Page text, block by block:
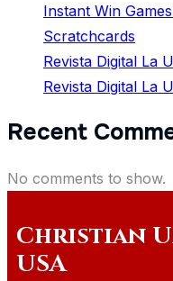
Instant Win
Scratchcards
Revista Digital La
Revista Digital La
Recent
No comments to show.
Christian
USA